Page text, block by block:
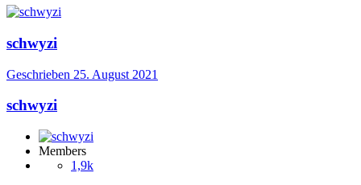
schwyzi
Geschrieben 25. August 2021
schwyzi
Members
1,9k